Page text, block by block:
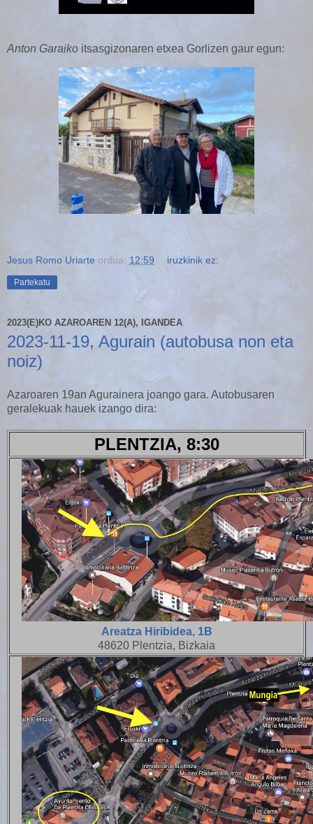
Anton Garaiko itsasgizonaren etxea Gorlizen gaur egun:
Jesus Romo Uriarte ordua: 12:59 iruzkinik ez:
Partekatu
2023(E)KO AZAROAREN 12(A), IGANDEA
2023-11-19, Agurain (autobusa non eta
noiz)
Azaroaren 19an Agurainera joango gara. Autobusaren
geralekuak hauek izango dira:
PLENTZIA, 8:30
Areatza Hiribidea, 1B
48620 Plentzia, Bizkaia